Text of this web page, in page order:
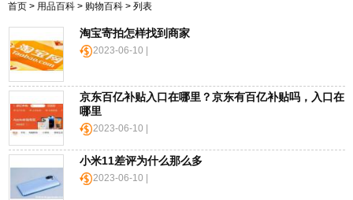
Home
×
海
淘
促
DISCOUNT
首页 > 用品百科 > 购物百科 > 列表
淘宝寄拍怎样找到商家
2023-06-10 |
京东百亿补贴入口在哪里？京东有百亿补贴吗，入口在
哪里
2023-06-10 |
小米11差评为什么那么多
2023-06-10 |